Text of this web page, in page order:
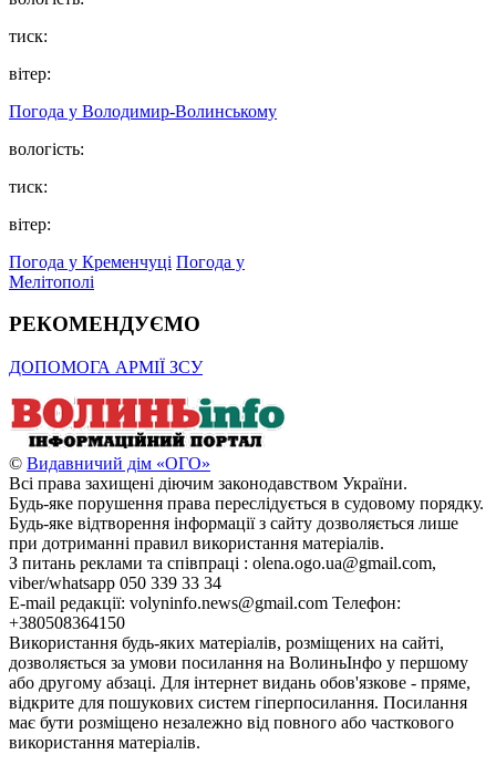
тиск:
вітер:
Погода у Володимир-Волинському
вологість:
тиск:
вітер:
Погода у Кременчуці Погода у
Мелітополі
РЕКОМЕНДУЄМО
ДОПОМОГА АРМІЇ ЗСУ
© Видавничий дім «ОГО»
Всі права захищені діючим законодавством України.
Будь-яке порушення права переслідується в судовому порядку.
Будь-яке відтворення інформації з сайту дозволяється лише
при дотриманні правил використання матеріалів.
З питань реклами та співпраці : olena.ogo.ua@gmail.com,
viber/whatsapp 050 339 33 34
E-mail редакції: volyninfo.news@gmail.com Телефон:
+380508364150
Використання будь-яких матеріалів, розміщених на сайті,
дозволяється за умови посилання на ВолиньІнфо у першому
або другому абзаці. Для інтернет видань обов'язкове - пряме,
відкрите для пошукових систем гіперпосилання. Посилання
має бути розміщено незалежно від повного або часткового
використання матеріалів.